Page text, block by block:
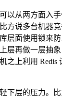
以从两方面入
方说多台机器
层面使用锁来
层再做一层抽
上利用 Redis
下层的压力。